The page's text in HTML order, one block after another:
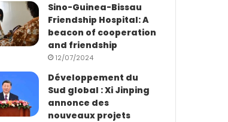
Sino-Guinea-Bissau
Friendship Hospital: A
beacon of cooperation
and friendship
12/07/2024
Développement du
Sud global : Xi Jinping
annonce des
nouveaux projets